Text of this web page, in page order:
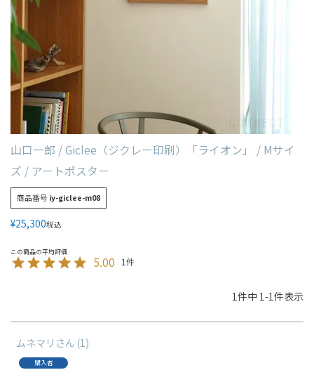
山口一郎 / Giclee（ジクレー印刷）「ライオン」 / Mサイ
ズ / アートポスター
商品番号 iy-giclee-m08
¥25,300税込
5.00 1
1 件中 1 -1 件表示
ムネマリ 1
購入者